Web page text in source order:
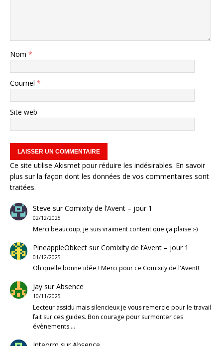
Nom *
Courriel *
Site web
Ce site utilise Akismet pour réduire les indésirables. En savoir
plus sur la façon dont les données de vos commentaires sont
traitées.
Steve surComixity de l’Avent – jour 1
02/12/2025
Merci beaucoup, je suis vraiment content que ça plaise :-)
PineappleObkectsurComixity de l’Avent – jour 1
01/12/2025
Oh quelle bonne idée ! Merci pour ce Comixity de l'Avent!
JaysurAbsence
10/11/2025
Lecteur assidu mais silencieux je vous remercie pour le travail
fait sur ces guides. Bon courage pour surmonter ces
évènements.…